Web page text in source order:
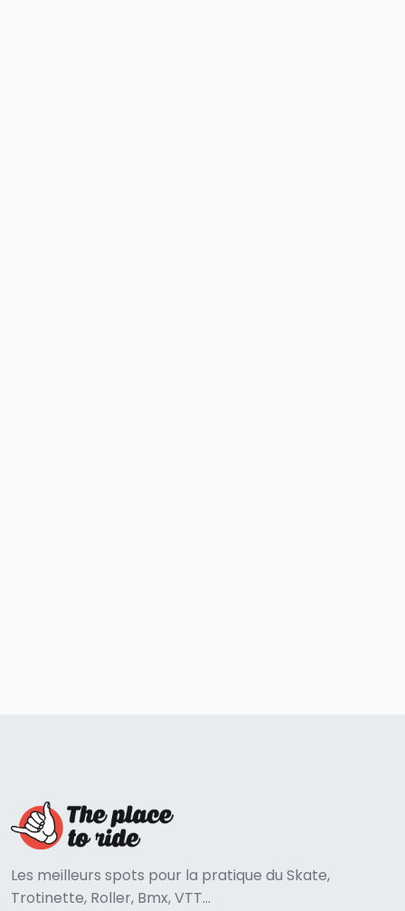
Les meilleurs spots pour la pratique du Skate,
Trotinette, Roller, Bmx, VTT...